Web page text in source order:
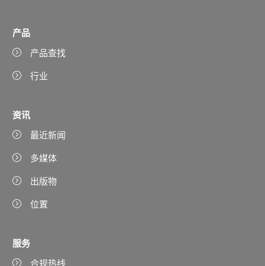
产品
产品查找
行业
资讯
最近新闻
多媒体
出版物
位置
服务
合规热线